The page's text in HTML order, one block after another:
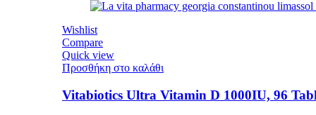
Wishlist
Compare
Quick view
Προσθήκη στο καλάθι
Vitabiotics Ultra Vitamin D 1000IU, 96